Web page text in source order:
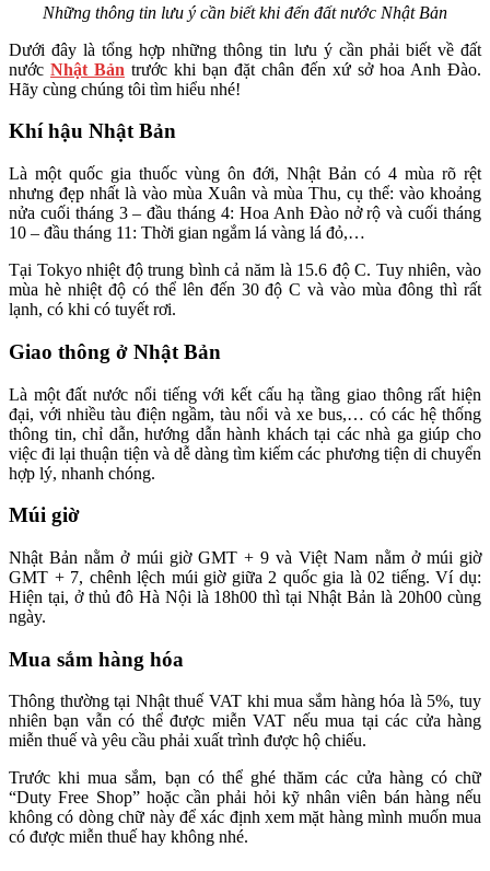
Những thông tin lưu ý cần biết khi đến đất nước Nhật Bản
Dưới đây là tổng hợp những thông tin lưu ý cần phải biết về đất
nước Nhật Bản trước khi bạn đặt chân đến xứ sở hoa Anh Đào.
Hãy cùng chúng tôi tìm hiểu nhé!
Khí hậu Nhật Bản
Là một quốc gia thuốc vùng ôn đới, Nhật Bản có 4 mùa rõ rệt
nhưng đẹp nhất là vào mùa Xuân và mùa Thu, cụ thể: vào khoảng
nửa cuối tháng 3 – đầu tháng 4: Hoa Anh Đào nở rộ và cuối tháng
10 – đầu tháng 11: Thời gian ngắm lá vàng lá đỏ,…
Tại Tokyo nhiệt độ trung bình cả năm là 15.6 độ C. Tuy nhiên, vào
mùa hè nhiệt độ có thể lên đến 30 độ C và vào mùa đông thì rất
lạnh, có khi có tuyết rơi.
Giao thông ở Nhật Bản
Là một đất nước nổi tiếng với kết cấu hạ tầng giao thông rất hiện
đại, với nhiều tàu điện ngầm, tàu nổi và xe bus,… có các hệ thống
thông tin, chỉ dẫn, hướng dẫn hành khách tại các nhà ga giúp cho
việc đi lại thuận tiện và dễ dàng tìm kiếm các phương tiện di chuyển
hợp lý, nhanh chóng.
Múi giờ
Nhật Bản nằm ở múi giờ GMT + 9 và Việt Nam nằm ở múi giờ
GMT + 7, chênh lệch múi giờ giữa 2 quốc gia là 02 tiếng. Ví dụ:
Hiện tại, ở thủ đô Hà Nội là 18h00 thì tại Nhật Bản là 20h00 cùng
ngày.
Mua sắm hàng hóa
Thông thường tại Nhật thuế VAT khi mua sắm hàng hóa là 5%, tuy
nhiên bạn vẫn có thể được miễn VAT nếu mua tại các cửa hàng
miễn thuế và yêu cầu phải xuất trình được hộ chiếu.
Trước khi mua sắm, bạn có thể ghé thăm các cửa hàng có chữ
“Duty Free Shop” hoặc cần phải hỏi kỹ nhân viên bán hàng nếu
không có dòng chữ này để xác định xem mặt hàng mình muốn mua
có được miễn thuế hay không nhé.